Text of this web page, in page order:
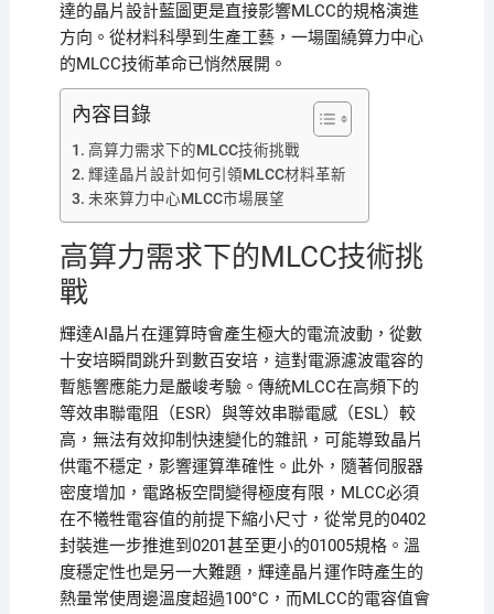
達的晶片設計藍圖更是直接影響MLCC的規格演進
方向。從材料科學到生產工藝，一場圍繞算力中心
的MLCC技術革命已悄然展開。
內容目錄
高算力需求下的MLCC技術挑戰
輝達晶片設計如何引領MLCC材料革新
未來算力中心MLCC市場展望
高算力需求下的MLCC技術挑
戰
輝達AI晶片在運算時會產生極大的電流波動，從數
十安培瞬間跳升到數百安培，這對電源濾波電容的
暫態響應能力是嚴峻考驗。傳統MLCC在高頻下的
等效串聯電阻（ESR）與等效串聯電感（ESL）較
高，無法有效抑制快速變化的雜訊，可能導致晶片
供電不穩定，影響運算準確性。此外，隨著伺服器
密度增加，電路板空間變得極度有限，MLCC必須
在不犧牲電容值的前提下縮小尺寸，從常見的0402
封裝進一步推進到0201甚至更小的01005規格。溫
度穩定性也是另一大難題，輝達晶片運作時產生的
熱量常使周邊溫度超過100°C，而MLCC的電容值會